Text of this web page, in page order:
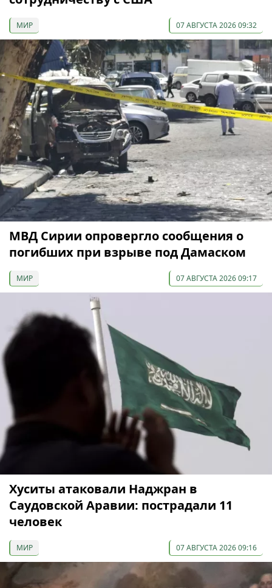
МИР 07 АВГУСТА 2026 09:32
МВД Сирии опровергло сообщения о
погибших при взрыве под Дамаском
МИР 07 АВГУСТА 2026 09:17
Хуситы атаковали Наджран в
Саудовской Аравии: пострадали 11
человек
МИР 07 АВГУСТА 2026 09:16